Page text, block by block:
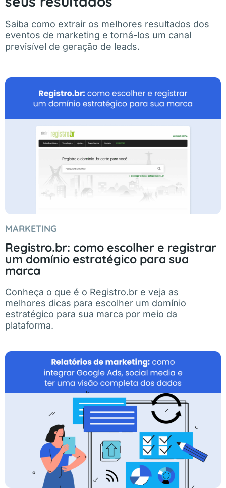
Saiba como extrair os melhores resultados dos
eventos de marketing e torná-los um canal
previsível de geração de leads.
MARKETING
Registro.br: como escolher e registrar
um domínio estratégico para sua
marca
Conheça o que é o Registro.br e veja as
melhores dicas para escolher um domínio
estratégico para sua marca por meio da
plataforma.